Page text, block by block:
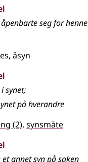
åpenbarte seg for henne
åsyn
isynet;
på hverandre
(2), synsmåte
et annetsynpå saken